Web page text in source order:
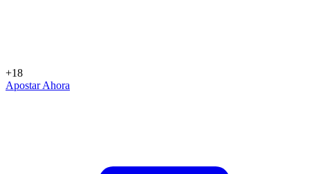
+18
Apostar Ahora